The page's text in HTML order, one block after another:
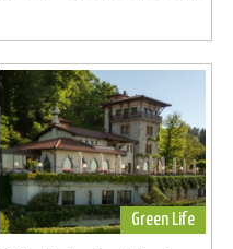
Green Life